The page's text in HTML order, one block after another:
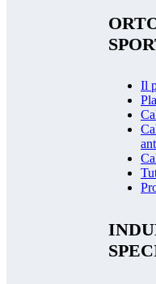
Il